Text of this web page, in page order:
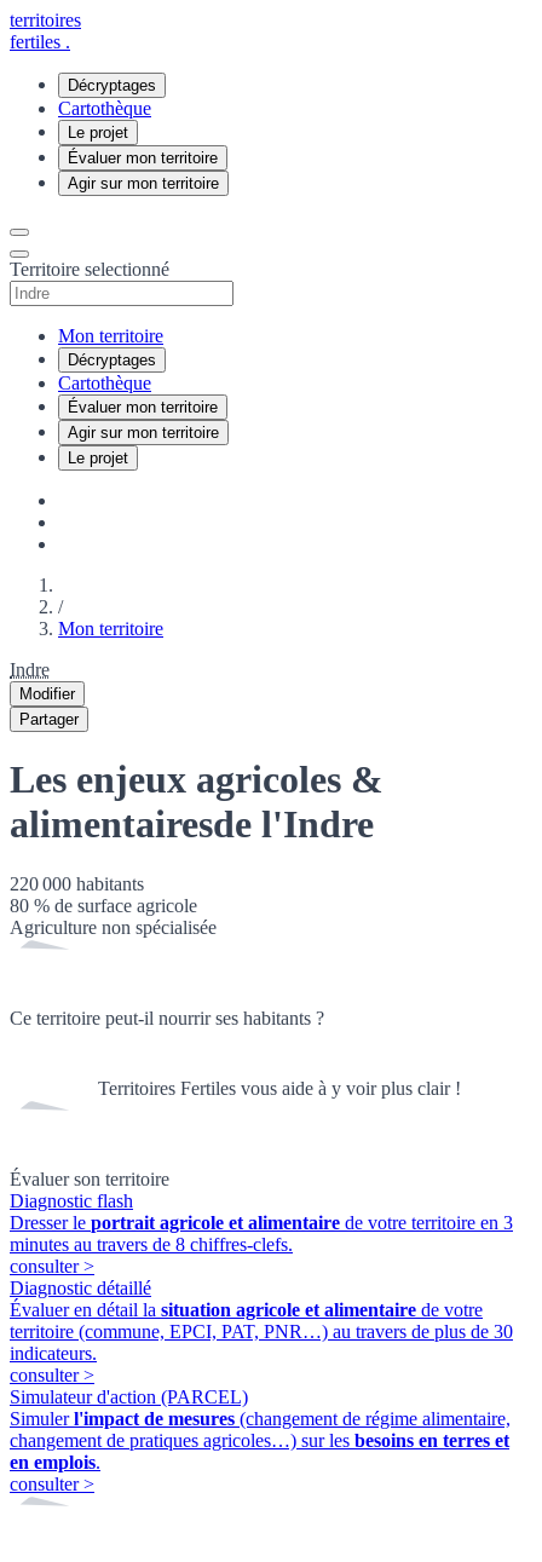
territoires
fertiles .
Décryptages
Cartothèque
Le projet
Évaluer mon territoire
Agir sur mon territoire
Territoire selectionné
Mon territoire
Décryptages
Cartothèque
Évaluer mon territoire
Agir sur mon territoire
Le projet
/
Mon territoire
Indre
Modifier
Partager
Les enjeux agricoles &
alimentairesde l'Indre
220 000 habitants
80 % de surface agricole
Agriculture non spécialisée
Ce territoire peut-il nourrir ses habitants ?
Territoires Fertiles vous aide à y voir plus clair !
Évaluer son territoire
Diagnostic flash
Dresser le portrait agricole et alimentaire de votre territoire en 3
minutes au travers de 8 chiffres-clefs.
consulter>
Diagnostic détaillé
Évaluer en détail la situation agricole et alimentaire de votre
territoire (commune, EPCI, PAT, PNR…) au travers de plus de 30
indicateurs.
consulter>
Simulateur d'action (PARCEL)
Simulerl'impact de mesures (changement de régime alimentaire,
changement de pratiques agricoles…) sur les besoins en terres et
en emplois.
consulter>